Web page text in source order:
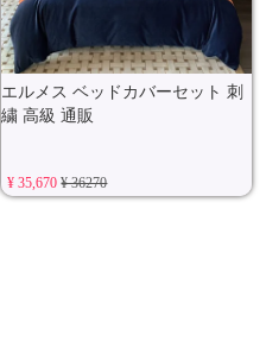
エルメス ベッドカバーセット 刺
繍 高級 通販
¥ 35,670¥ 36270